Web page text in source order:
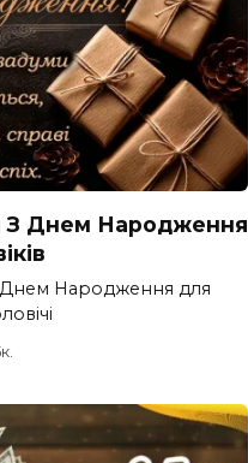
З Днем Народження
Народження для